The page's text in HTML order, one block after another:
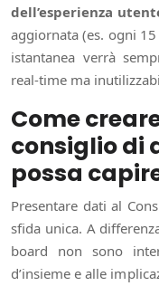
dell’esperienza
aggiornata (es. ogni
istantanea verrà
real-time ma
Come
consiglio di
possa
Presentare dati al
sfida unica. A
board non sono
d’insieme e alle